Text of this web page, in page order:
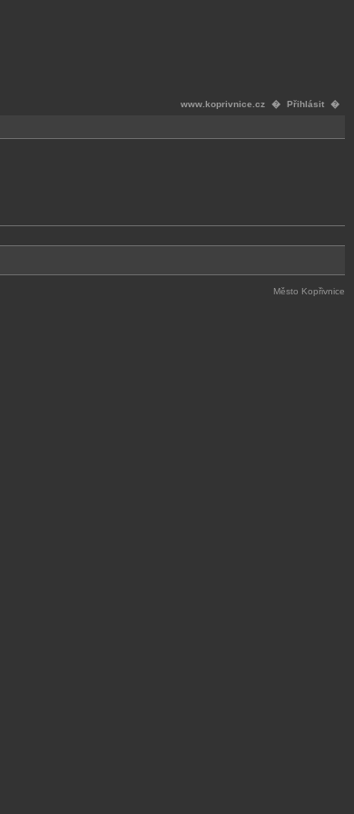
www.koprivnice.cz � Přihlásit �
Město Kopřivnice